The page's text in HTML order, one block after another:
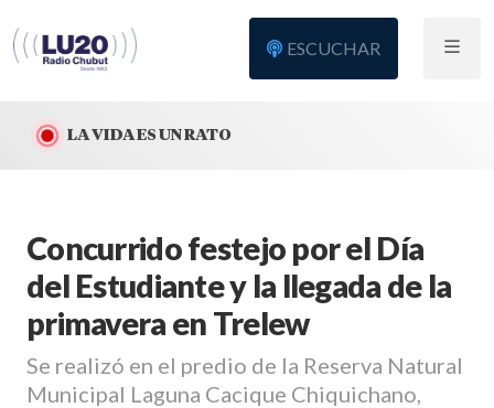
ESCUCHAR
LA VIDA ES UN RATO
Concurrido festejo por el Día
del Estudiante y la llegada de la
primavera en Trelew
Se realizó en el predio de la Reserva Natural
Municipal Laguna Cacique Chiquichano,